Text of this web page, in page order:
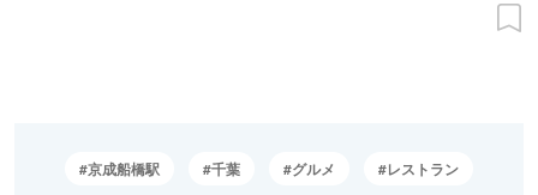
京成船橋駅 千葉 グルメ レストラン